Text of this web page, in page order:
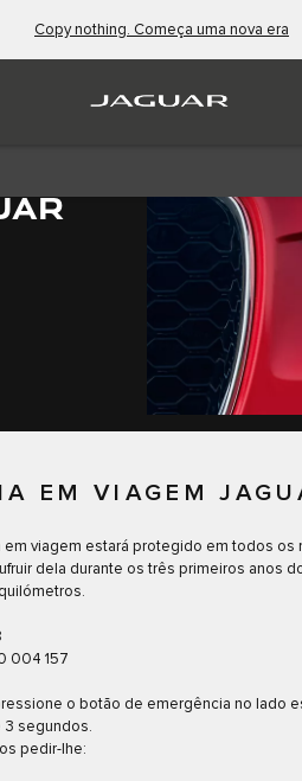
Copy nothing. Começa uma nova era
EM VIAGEM
em viagem estará protegido em todos os
dela durante os três primeiros anos
004 157
o botão de emergência no lado
3 segundos.
pedir-lhe: